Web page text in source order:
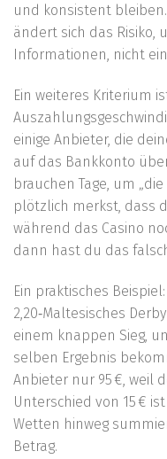
und konsistent
ändert sich das Risiko,
Informationen, nicht
Ein weiteres Kriterium
einige Anbieter, die
auf das Bankkonto
brauchen Tage, um
plötzlich merkst, dass
während das Casino
dann hast du das
Ein praktisches
2,20‑Maltesisches
einem knappen Sieg,
selben Ergebnis
Anbieter nur 95 €, weil
Unterschied von 15 €
Wetten hinweg
Betrag.